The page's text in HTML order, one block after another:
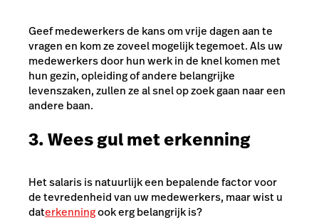
Geef medewerkers de kans om vrije dagen aan te
vragen en kom ze zoveel mogelijk tegemoet. Als uw
medewerkers door hun werk in de knel komen met
hun gezin, opleiding of andere belangrijke
levenszaken, zullen ze al snel op zoek gaan naar een
andere baan.
3. Wees gul met erkenning
Het salaris is natuurlijk een bepalende factor voor
de tevredenheid van uw medewerkers, maar wist u
daterkenningook erg belangrijk is?